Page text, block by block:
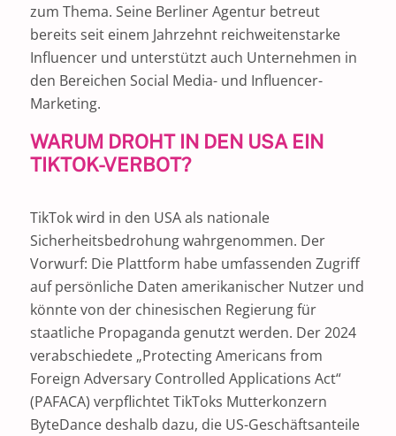
zum Thema. Seine Berliner Agentur betreut
bereits seit einem Jahrzehnt reichweitenstarke
Influencer und unterstützt auch Unternehmen in
den Bereichen Social Media- und Influencer-
Marketing.
WARUM DROHT IN DEN USA EIN
TIKTOK-VERBOT?
TikTok wird in den USA als nationale
Sicherheitsbedrohung wahrgenommen. Der
Vorwurf: Die Plattform habe umfassenden Zugriff
auf persönliche Daten amerikanischer Nutzer und
könnte von der chinesischen Regierung für
staatliche Propaganda genutzt werden. Der 2024
verabschiedete „Protecting Americans from
Foreign Adversary Controlled Applications Act“
(PAFACA) verpflichtet TikToks Mutterkonzern
ByteDance deshalb dazu, die US-Geschäftsanteile